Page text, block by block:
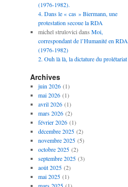
(1976-1982).
4. Dans le « cas » Biermann, une
protestation secoue la RDA
michel strulovici dans Moi,
correspondant de l’Humanité en RDA
(1976-1982)
2. Ouh là là, la dictature du prolétariat
Archives
juin 2026(1)
mai 2026(1)
avril 2026(1)
mars 2026(2)
février 2026(1)
décembre 2025(2)
novembre 2025(5)
octobre 2025(2)
septembre 2025(3)
août 2025(2)
mai 2025(1)